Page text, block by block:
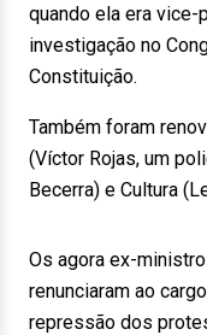
quando ela era
investigação no
Constituição.
Também foram
(Víctor Rojas, um
Becerra) e Cultura
Os agora ex-
renunciaram ao
repressão dos